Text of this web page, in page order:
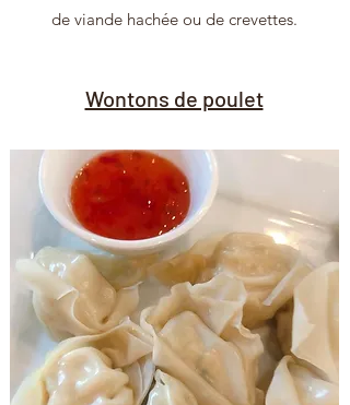
de viande hachée ou de crevettes.
Wontons de poulet